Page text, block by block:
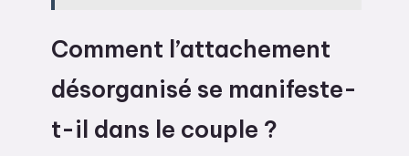
Comment l’attachement
désorganisé se manifeste-
t-il dans le couple ?